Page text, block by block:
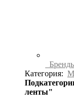
Категория:
ленты"